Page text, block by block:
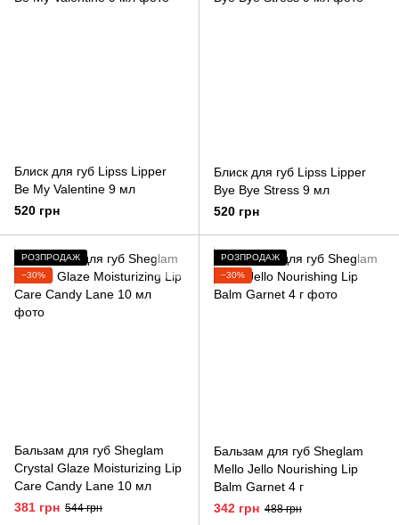
Блиск для губ Lipss Lipper
Be My Valentine 9 мл
520 грн
Блиск для губ Lipss Lipper
Bye Bye Stress 9 мл
520 грн
РОЗПРОДАЖ
−30%
Бальзам для губ Sheglam
Crystal Glaze Moisturizing Lip
Care Candy Lane 10 мл
381 грн 544 грн
РОЗПРОДАЖ
−30%
Бальзам для губ Sheglam
Mello Jello Nourishing Lip
Balm Garnet 4 г
342 грн 488 грн